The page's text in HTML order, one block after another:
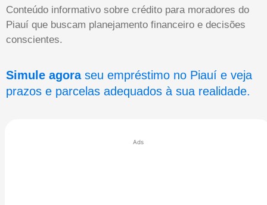
Conteúdo informativo sobre crédito para moradores do
Piauí que buscam planejamento financeiro e decisões
conscientes.
Simule agoraseu empréstimo no Piauí e veja
prazos e parcelas adequados à sua realidade.
Ads